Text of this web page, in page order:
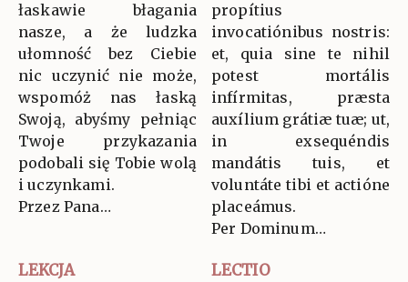
łaskawie błagania
nasze, a że ludzka
ułomność bez Ciebie
nic uczynić nie może,
wspomóż nas łaską
Swoją, abyśmy pełniąc
Twoje przykazania
podobali się Tobie wolą
i uczynkami.
Przez Pana…
propítius
invocatiónibus nostris:
et, quia sine te nihil
potest mortális
infírmitas, præsta
auxílium grátiæ tuæ; ut,
in exsequéndis
mandátis tuis, et
voluntáte tibi et actióne
placeámus.
Per Dominum…
LEKCJA LECTIO